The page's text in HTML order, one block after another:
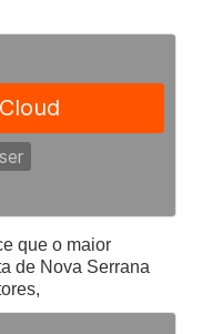
que o maior
de Nova Serrana